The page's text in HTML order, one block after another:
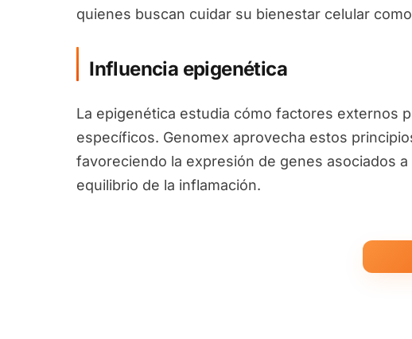
quienes buscan cuidar su bienestar celular
Influencia epigenética
La epigenética estudia cómo factores externos
específicos. Genomex aprovecha estos
favoreciendo la expresión de genes asociados
equilibrio de la inflamación.